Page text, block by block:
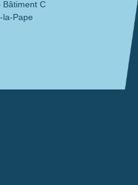
Bâtiment C
la-Pape